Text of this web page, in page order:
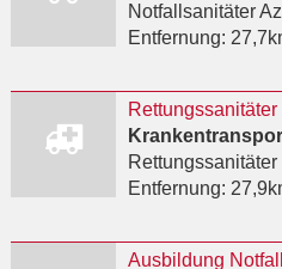
Notfallsanitäter
Entfernung:
Rettungssanitäter
Entfernung: